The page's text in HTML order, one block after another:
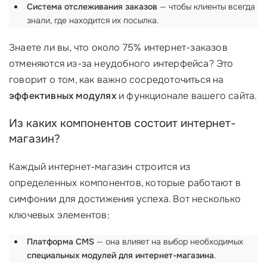
Система отслеживания заказов — чтобы клиенты всегда
знали, где находится их посылка.
Знаете ли вы, что около 75% интернет-заказов
отменяются из-за неудобного интерфейса? Это
говорит о том, как важно сосредоточиться на
эффективных модуляхи функционале вашего сайта.
Из каких компонентов состоит интернет-
магазин?
Каждый интернет-магазин строится из
определенных компонентов, которые работают в
симфонии для достижения успеха. Вот несколько
ключевых элементов:
Платформа CMS — она влияет на выбор необходимых
специальных модулей для интернет-магазина.